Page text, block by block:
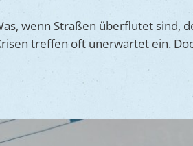
wenn Straßen überflutet sind,
treffen oft unerwartet ein.